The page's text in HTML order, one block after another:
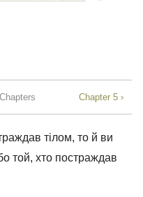
Chapter 5 ›
тілом, то й ви
той, хто постраждав